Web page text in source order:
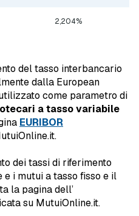
2,204%
del tasso interbancario
dalla European
come parametro di
a tasso variabile
EURIBOR
dei tassi di riferimento
i mutui a tasso fisso e il
la pagina dell’
su MutuiOnline.it.